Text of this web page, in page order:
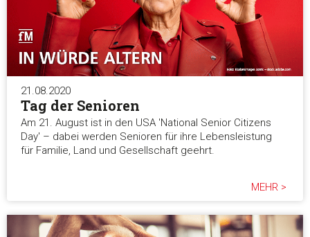
21.08.2020
Tag der Senioren
Am 21. August ist in den USA 'National Senior Citizens
Day' – dabei werden Senioren für ihre Lebensleistung
für Familie, Land und Gesellschaft geehrt.
MEHR >